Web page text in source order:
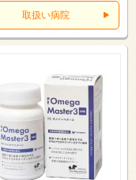
取扱い病院